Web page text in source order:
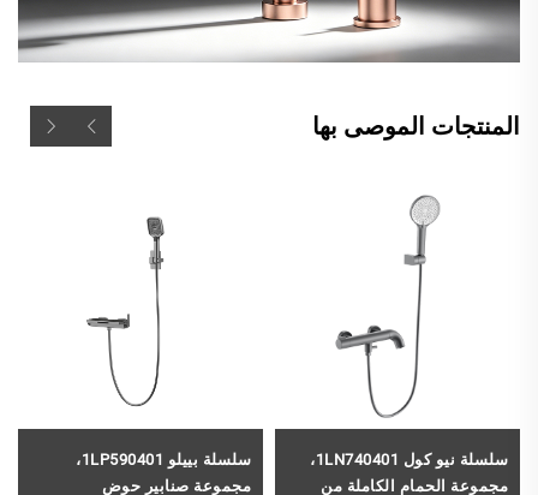
المنتجات الموصى بها
سلسلة نيو كول 1LN740401،
مجموعة الحمام الكاملة من
سلسلة بييلو 1LP590401،
مجموعة صنابير حوض